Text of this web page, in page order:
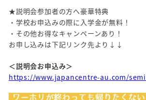
★説明会参加者の方へ豪華特典
・学校お申込みの際に入学金が無料！
・その他お得なキャンペーンあり！
お申し込みは下記リンク先より↓↓
＜説明会お申込み＞
https://www.japancentre-au.com/